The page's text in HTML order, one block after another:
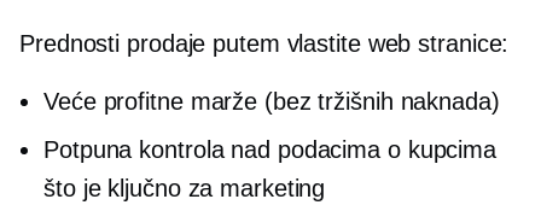
Prednosti prodaje putem vlastite web stranice:
Veće profitne marže (bez tržišnih naknada)
Potpuna kontrola nad podacima o kupcima
što je ključno za marketing